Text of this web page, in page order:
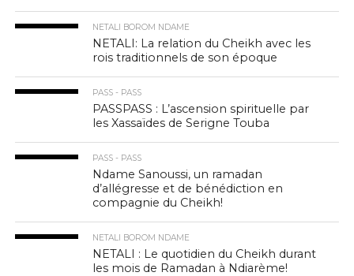
NETALI BOROM NDAME
NETALI: La relation du Cheikh avec les
rois traditionnels de son époque
PASS - PASS
PASSPASS : L’ascension spirituelle par
les Xassaïdes de Serigne Touba
PASS - PASS
Ndame Sanoussi, un ramadan
d’allégresse et de bénédiction en
compagnie du Cheikh!
NETALI BOROM NDAME
NETALI : Le quotidien du Cheikh durant
les mois de Ramadan à Ndiarème!